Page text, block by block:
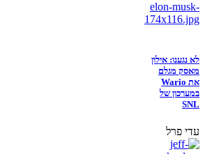
לא נגענו: אילון
מאסק מגלם
את Wario
במערכון של
SNL
עדי פרל